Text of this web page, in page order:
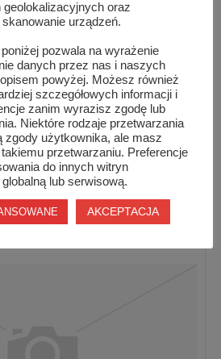
Ostrowski – Fotografia Cyfrowa,
MediaTory, Foto Spec, Miejski
Warsztaty Fotograficzne
Fotograficzne, Fujijama,
oraz
urządzeń.
pozwala na wyrażenie
danych przez nas i naszych
powyżej. Możesz również
szczegółowych informacji i
zanim wyrazisz zgodę lub
Niektóre rodzaje przetwarzania
zgody użytkownika, ale masz
przetwarzaniu. Preferencje
do innych witryn
lub serwisową.
AKCEPTACJA